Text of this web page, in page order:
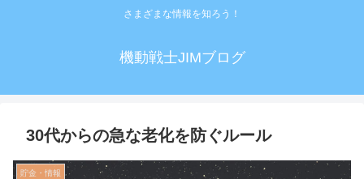
さまざまな情報を知ろう！
機動戦士JIMブログ
30代からの急な老化を防ぐルール
貯金・情報